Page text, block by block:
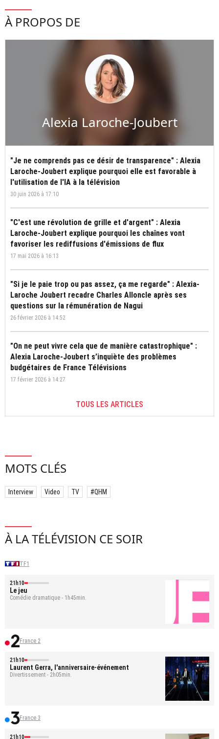
À PROPOS DE
Alexia Laroche-Joubert
"Je ne comprends pas ce désir de transparence" : Alexia
Laroche-Joubert explique pourquoi elle est favorable à
l'utilisation de l'IA à la télévision
30 juin 2026 à 17:10
"C'est une révolution de grille et d'argent" : Alexia
Laroche-Joubert explique pourquoi les chaînes vont
favoriser les rediffusions d'émissions de flux
17 mai 2026 à 16:13
"Si je le paie trop ou pas assez, ça me regarde" : Alexia-
Laroche Joubert recadre Charles Alloncle après ses
questions sur la rémunération de Nagui
26 février 2026 à 14:52
"On ne peut vivre cela que de manière catastrophique" :
Alexia Laroche-Joubert s’inquiète des problèmes
budgétaires de France Télévisions
17 février 2026 à 14:27
TOUS LES ARTICLES
MOTS CLÉS
Interview Video TV #QHM
À LA TÉLÉVISION CE SOIR
TF1
21h10
Le jeu
Comédie dramatique - 1h45min.
France 2
21h10
Laurent Gerra, l'anniversaire-événement
Divertissement - 2h05min.
France 3
21h10